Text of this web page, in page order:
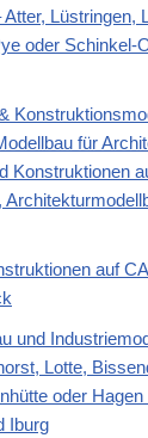
Lüstringen,
oder Schinkel-
für
Konstruktionen
auf
und
Lotte,
oder Hagen
Iburg